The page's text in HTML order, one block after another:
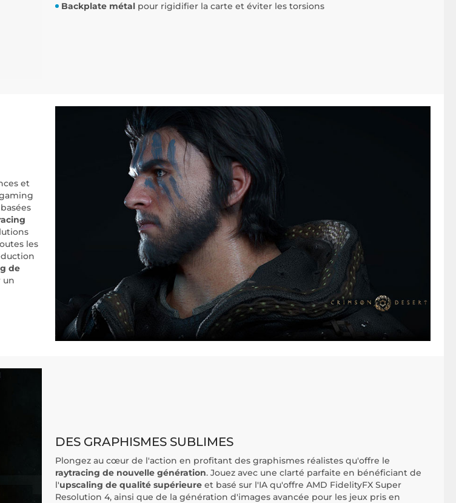
Backplate métal pour rigidifier la carte et éviter les torsions
et
les
de
un
DES GRAPHISMES SUBLIMES
Plongez au cœur de l'action en profitant des graphismes réalistes qu'offre le
raytracing de nouvelle génération. Jouez avec une clarté parfaite en bénéficiant de
l'upscaling de qualité supérieure et basé sur l'IA qu'offre AMD FidelityFX Super
Resolution 4, ainsi que de la génération d'images avancée pour les jeux pris en